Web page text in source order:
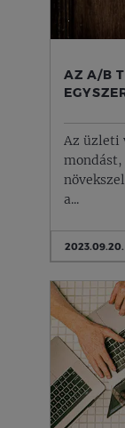
AZ A/B
Az üzleti
mondást,
a...
2023.09.20.